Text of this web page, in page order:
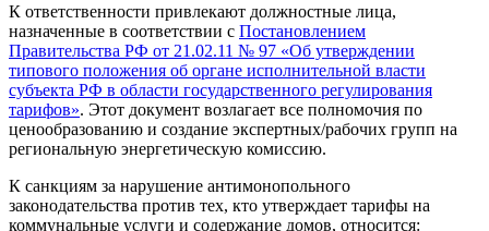
К ответственности привлекают должностные лица,
назначенные в соответствии с Постановлением
Правительства РФ от 21.02.11 № 97 «Об утверждении
типового положения об органе исполнительной власти
субъекта РФ в области государственного регулирования
тарифов». Этот документ возлагает все полномочия по
ценообразованию и создание экспертных/рабочих групп на
региональную энергетическую комиссию.
К санкциям за нарушение антимонопольного
законодательства против тех, кто утверждает тарифы на
коммунальные услуги и содержание домов, относится: